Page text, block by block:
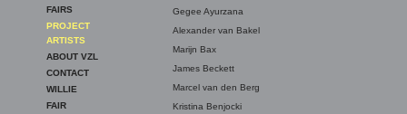
FAIRS
PROJECT
ARTISTS
ABOUT VZL
CONTACT
WILLIE
FAIR
Gegee Ayurzana
Alexander van Bakel
Marijn Bax
James Beckett
Marcel van den Berg
Kristina Benjocki